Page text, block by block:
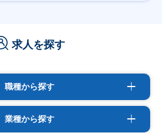
求人を探す
職種から探す
業種から探す